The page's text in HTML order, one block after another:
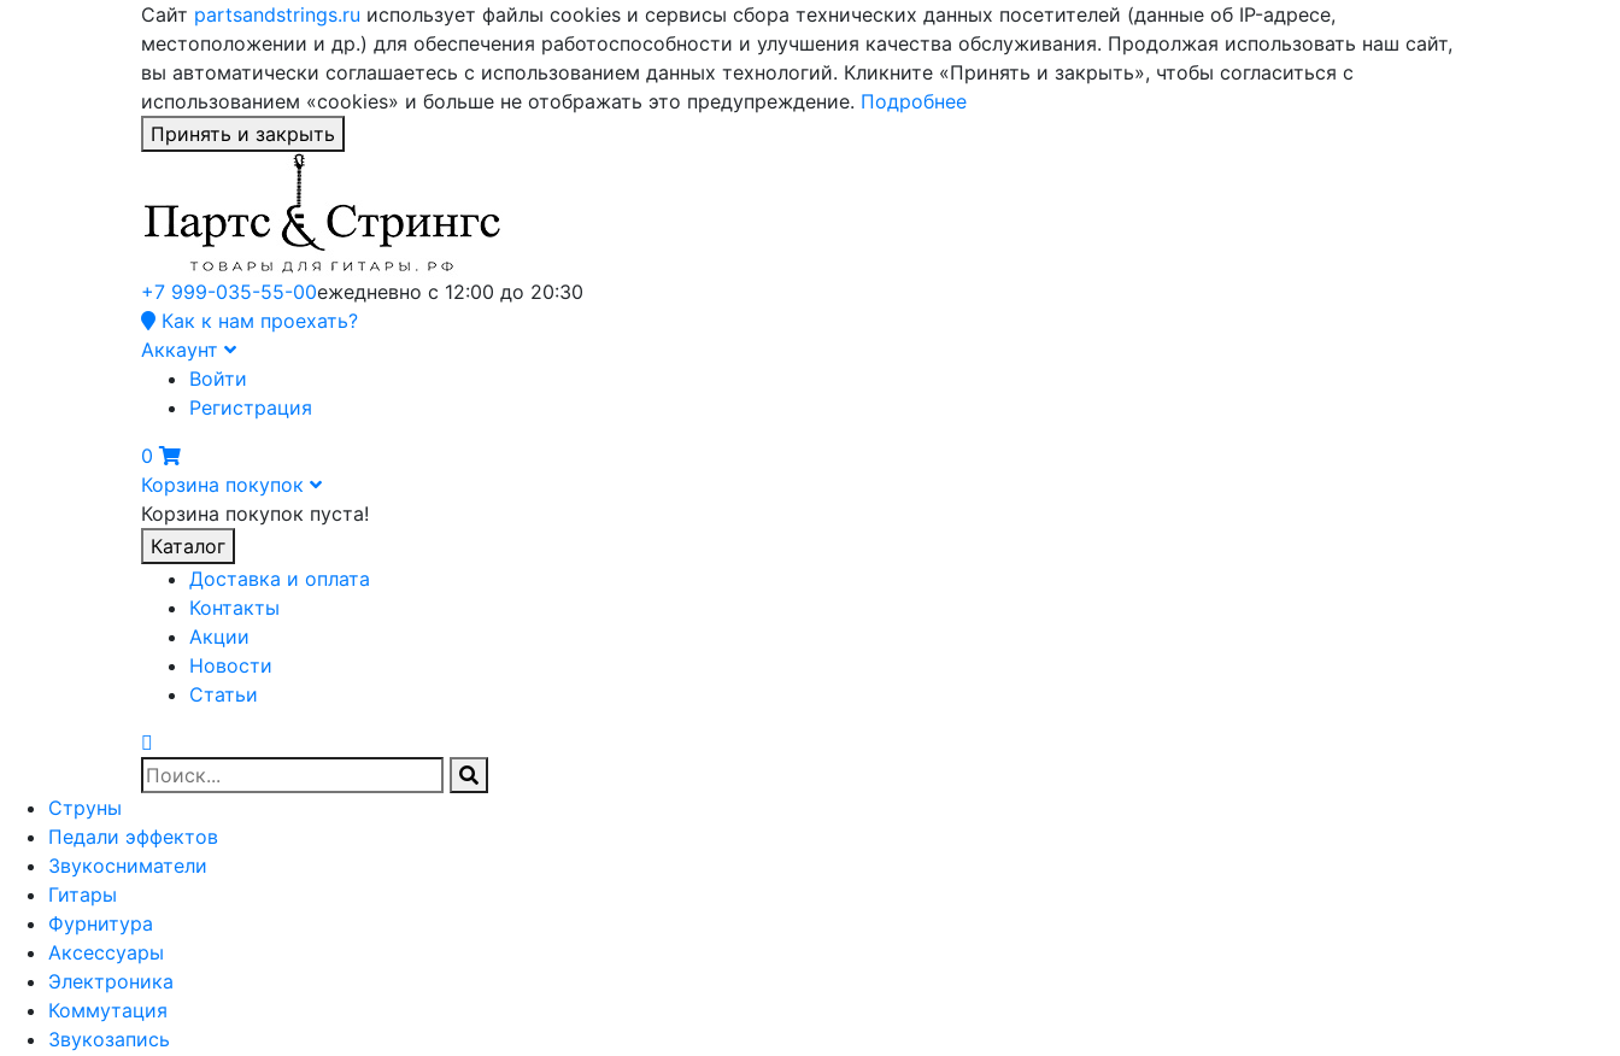
Сайт partsandstrings.ru использует файлы cookies и сервисы сбора технических данных посетителей (данные об IP-адресе,
местоположении и др.) для обеспечения работоспособности и улучшения качества обслуживания. Продолжая использовать наш сайт,
вы автоматически соглашаетесь с использованием данных технологий. Кликните «Принять и закрыть», чтобы согласиться с
использованием «cookies» и больше не отображать это предупреждение. Подробнее
Принять и закрыть
+7 999-035-55-00ежедневно с 12:00 до 20:30
Как к нам проехать?
Аккаунт
Войти
Регистрация
0
Корзина покупок
Корзина покупок пуста!
Каталог
Доставка и оплата
Контакты
Акции
Новости
Статьи
Струны
Педали эффектов
Звукосниматели
Гитары
Фурнитура
Аксессуары
Электроника
Коммутация
Звукозапись